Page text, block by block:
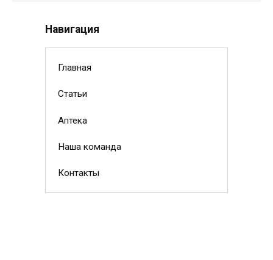
Навигация
Главная
Статьи
Аптека
Наша команда
Контакты